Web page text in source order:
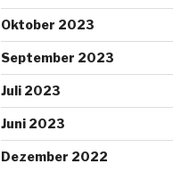
Oktober 2023
September 2023
Juli 2023
Juni 2023
Dezember 2022